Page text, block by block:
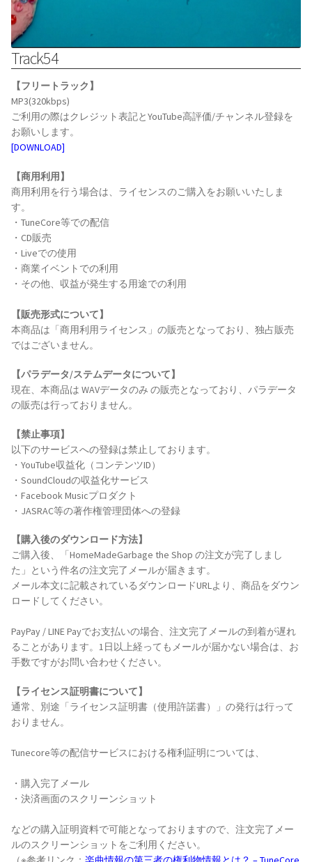
Track54
【フリートラック】
MP3(320kbps)
ご利用の際はクレジット表記とYouTube高評価/チャンネル登録を
お願いします。
[DOWNLOAD]
【商用利用】
商用利用を行う場合は、ライセンスのご購入をお願いいたしま
す。
・TuneCore等での配信
・CD販売
・Liveでの使用
・商業イベントでの利用
・その他、収益が発生する用途での利用
【販売形式について】
本商品は「商用利用ライセンス」の販売となっており、独占販売
ではございません。
【パラデータ/ステムデータについて】
現在、本商品は WAVデータのみ の販売となっており、パラデータ
の販売は行っておりません。
【禁止事項】
以下のサービスへの登録は禁止しております。
・YouTube収益化（コンテンツID）
・SoundCloudの収益化サービス
・Facebook Musicプロダクト
・JASRAC等の著作権管理団体への登録
【購入後のダウンロード方法】
ご購入後、「HomeMadeGarbage the Shop の注文が完了しまし
た」という件名の注文完了メールが届きます。
メール本文に記載されているダウンロードURLより、商品をダウン
ロードしてください。
PayPay / LINE Payでお支払いの場合、注文完了メールの到着が遅れ
ることがあります。1日以上経ってもメールが届かない場合は、お
手数ですがお問い合わせください。
【ライセンス証明書について】
通常、別途「ライセンス証明書（使用許諾書）」の発行は行って
おりません。
Tunecore等の配信サービスにおける権利証明については、
・購入完了メール
・決済画面のスクリーンショット
などの購入証明資料で可能となっておりますので、注文完了メー
ルのスクリーンショットをご利用ください。